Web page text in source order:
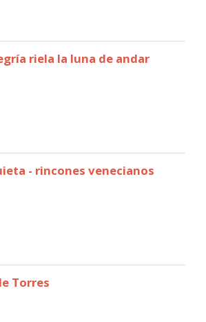
riela la luna de andar
- rincones venecianos
Torres